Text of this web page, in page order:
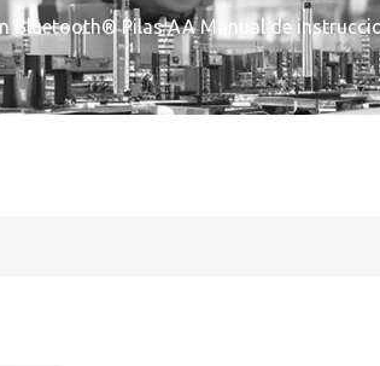
Bluetooth® Pilas AA Manual de